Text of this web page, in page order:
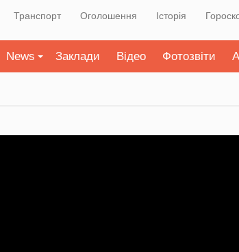
Транспорт Оголошення Історія
News Заклади Відео Фотозвіти